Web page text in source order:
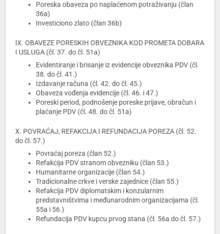
Poreska obaveza po naplaćenom potraživanju (član
36a)
Investiciono zlato (član 36b)
IX. OBAVEZE PORESKIH OBVEZNIKA KOD PROMETA DOBARA
I USLUGA (čl. 37. do čl. 51a)
Evidentiranje i brisanje iz evidencije obveznika PDV (čl.
38. do čl. 41.)
Izdavanje računa (čl. 42. do čl. 45.)
Obaveza vođenja evidencije (čl. 46. i 47.)
Poreski period, podnošenje poreske prijave, obračun i
plaćanje PDV (čl. 48. do čl. 51a)
X. POVRAĆAJ, REFAKCIJA I REFUNDACIJA POREZA (čl. 52.
do čl. 57.)
Povraćaj poreza (član 52.)
Refakcija PDV stranom obvezniku (član 53.)
Humanitarne organizacije (član 54.)
Tradicionalne crkve i verske zajednice (član 55.)
Refakcija PDV diplomatskim i konzularnim
predstavništvima i međunarodnim organizacijama (čl.
55a i 56.)
Refundacija PDV kupcu prvog stana (čl. 56a do čl. 57.)